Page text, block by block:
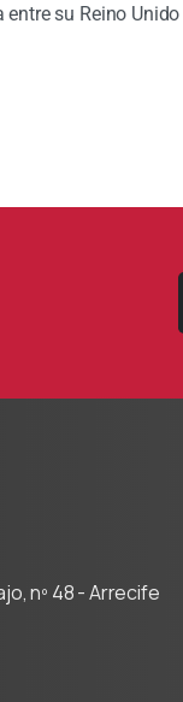
su Reino
nº 48 - Arrecife